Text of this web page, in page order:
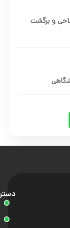
و برگشت